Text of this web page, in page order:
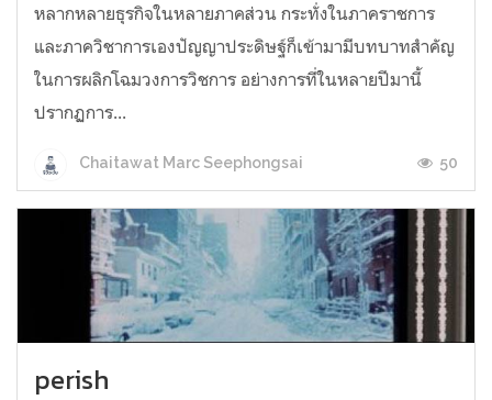
หลากหลายธุรกิจในหลายภาคส่วน กระทั่งในภาคราชการ
และภาควิชาการเองปัญญาประดิษฐ์ก็เข้ามามีบทบาทสำคัญ
ในการผลิกโฉมวงการวิชการ อย่างการที่ในหลายปีมานี้
ปรากฏการ...
Chaitawat Marc Seephongsai 50
perish